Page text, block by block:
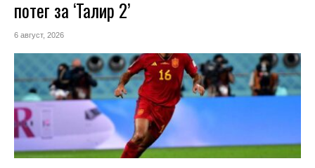
потег за ‘Талир 2’
6 август, 2026